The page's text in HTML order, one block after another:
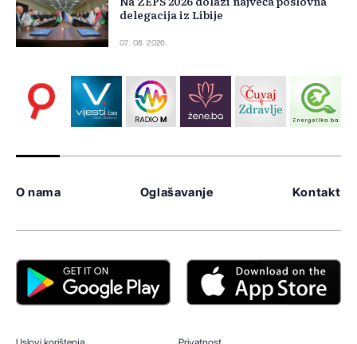
delegacija iz Libije
07. 08. 2026.
O nama Oglašavanje Kontakt
Uslovi korištenja Privatnost